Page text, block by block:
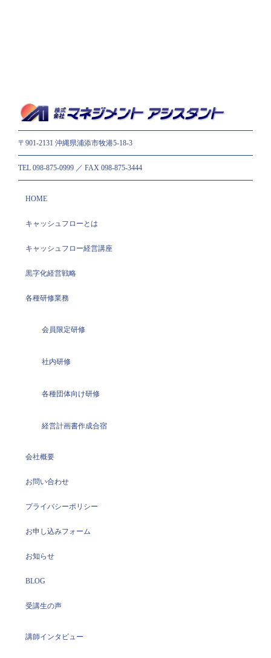
〒901-2131 沖縄県浦添市牧港5-18-3
TEL 098-875-0999 ／ FAX 098-875-3444
HOME
キャッシュフローとは
キャッシュフロー経営講座
黒字化経営戦略
各種研修業務
会員限定研修
社内研修
各種団体向け研修
経営計画書作成合宿
会社概要
お問い合わせ
プライバシーポリシー
お申し込みフォーム
お知らせ
BLOG
受講生の声
講師インタビュー